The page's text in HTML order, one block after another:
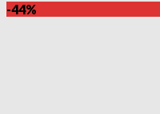
-44%